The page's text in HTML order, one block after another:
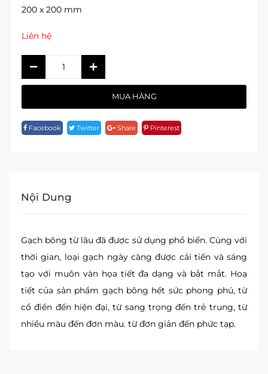
200 x 200 mm
Liên hệ
5
Quantity
MUA HÀNG
Facebook Twitter Share Pinterest
Nội Dung
Gạch bông từ lâu đã được sử dụng phổ biến. Cùng với
thời gian, loại gạch ngày càng được cải tiến và sáng
tạo với muôn vàn họa tiết đa dạng và bắt mắt. Hoạ
tiết của sản phẩm gạch bông hết sức phong phú, từ
cổ điển đến hiện đại, từ sang trọng đến trẻ trung, từ
nhiều màu đến đơn màu. từ đơn giản đến phức tạp.